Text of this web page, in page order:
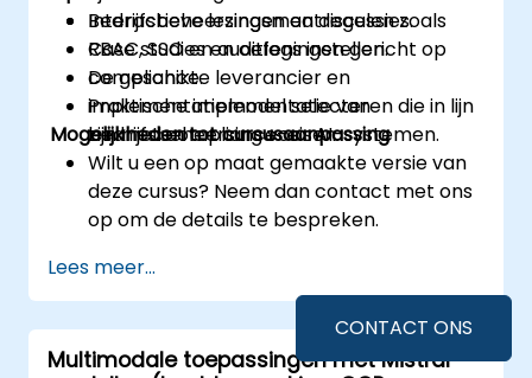
CONTACT ONS
Bedrijfsbeheersingsmaatregelen zoals
RBAC, SSO en auditlogs instellen.
De geschikte leverancier en
implementatiemodel selecteren die in lijn
zijn met compliance-eisen.
Interactieve lezingen en discussies.
Case studies en oefeningen gericht op
compliance.
Praktische implementatie van
bedrijfsbeheersing voor AI-systemen.
Mogelijkheden tot cursusaanpassing
Wilt u een op maat gemaakte versie van
deze cursus? Neem dan contact met ons
op om de details te bespreken.
Lees meer...
Multimodale toepassingen met Mistral-